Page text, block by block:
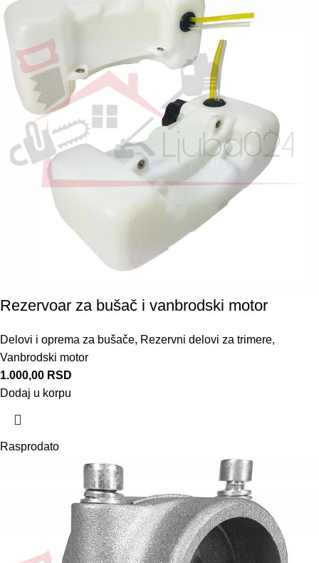
Rezervoar za bušač i vanbrodski motor
Delovi i oprema za bušače, Rezervni delovi za trimere,
Vanbrodski motor
1.000,00 RSD
Dodaj u korpu
Rasprodato